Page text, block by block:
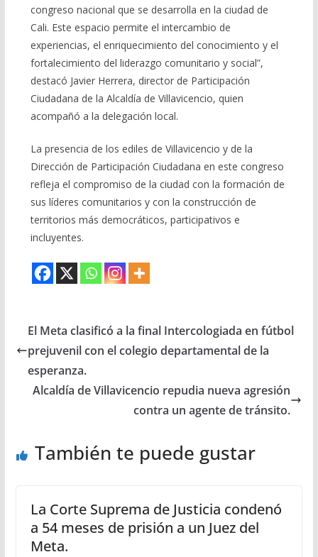
congreso nacional que se desarrolla en la ciudad de
Cali. Este espacio permite el intercambio de
experiencias, el enriquecimiento del conocimiento y el
fortalecimiento del liderazgo comunitario y social”,
destacó Javier Herrera, director de Participación
Ciudadana de la Alcaldía de Villavicencio, quien
acompañó a la delegación local.
La presencia de los ediles de Villavicencio y de la
Dirección de Participación Ciudadana en este congreso
refleja el compromiso de la ciudad con la formación de
sus líderes comunitarios y con la construcción de
territorios más democráticos, participativos e
incluyentes.
El Meta clasificó a la final Intercologiada en fútbol
prejuvenil con el colegio departamental de la
esperanza.
Alcaldía de Villavicencio repudia nueva agresión
contra un agente de tránsito.
También te puede gustar
La Corte Suprema de Justicia condenó
a 54 meses de prisión a un Juez del
Meta.